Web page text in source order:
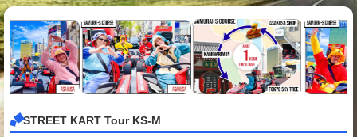
STREET KART Tour KS-M